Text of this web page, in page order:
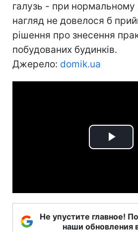
галузь - при нормальному
нагляд не довелося б
рішення про знесення
побудованих будинків.
Джерело: domik.ua
Play
Не упустите главное!
наши обновления